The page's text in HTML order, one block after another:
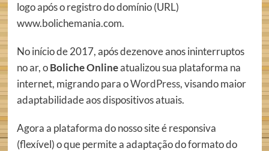
logo após o registro do domínio (URL)
www.bolichemania.com.
No início de 2017, após dezenove anos ininterruptos
no ar, oBoliche Onlineatualizou sua plataforma na
internet, migrando para oWordPress, visando maior
adaptabilidade aos dispositivos atuais.
Agora a plataforma do nosso site é responsiva
(flexível) o que permite a adaptação do formato do